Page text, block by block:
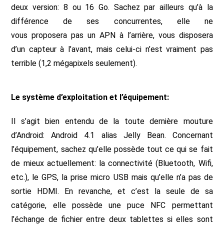
deux version: 8 ou 16 Go. Sachez par ailleurs qu’à la
différence de ses concurrentes, elle ne
vous proposera pas un APN à l’arrière, vous disposera
d’un capteur à l’avant, mais celui-ci n’est vraiment pas
terrible (1,2 mégapixels seulement).
Le système d’exploitation et l’équipement:
Il s’agit bien entendu de la toute dernière mouture
d’Android: Android 4.1 alias Jelly Bean. Concernant
l’équipement, sachez qu’elle possède tout ce qui se fait
de mieux actuellement: la connectivité (Bluetooth, Wifi,
etc.), le GPS, la prise micro USB mais qu’elle n’a pas de
sortie HDMI. En revanche, et c’est la seule de sa
catégorie, elle possède une puce NFC permettant
l’échange de fichier entre deux tablettes si elles sont